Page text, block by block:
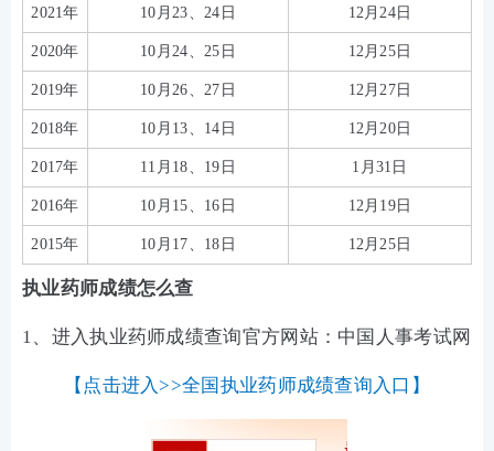
2021年 10月23、24日 12月24日
2020年 10月24、25日 12月25日
2019年 10月26、27日 12月27日
2018年 10月13、14日 12月20日
2017年 11月18、19日 1月31日
2016年 10月15、16日 12月19日
2015年 10月17、18日 12月25日
执业药师成绩怎么查
1、进入执业药师成绩查询官方网站：中国人事考试网
【 点击进入>>全国执业药师成绩查询入口 】